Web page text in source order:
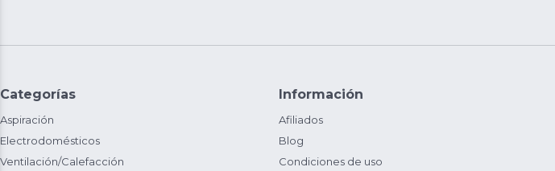
Categorías
Aspiración
Electrodomésticos
Ventilación/Calefacción
Información
Afiliados
Blog
Condiciones de uso